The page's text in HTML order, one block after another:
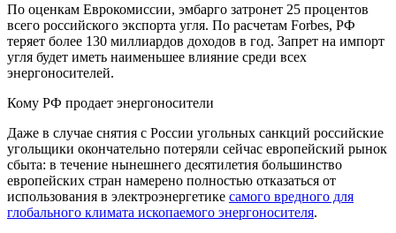
По оценкам Еврокомиссии, эмбарго затронет 25 процентов
всего российского экспорта угля. По расчетам Forbes, РФ
теряет более 130 миллиардов доходов в год. Запрет на импорт
угля будет иметь наименьшее влияние среди всех
энергоносителей.
Кому РФ продает энергоносители
Даже в случае снятия с России угольных санкций российские
угольщики окончательно потеряли сейчас европейский рынок
сбыта: в течение нынешнего десятилетия большинство
европейских стран намерено полностью отказаться от
использования в электроэнергетике самого вредного для
глобального климата ископаемого энергоносителя.